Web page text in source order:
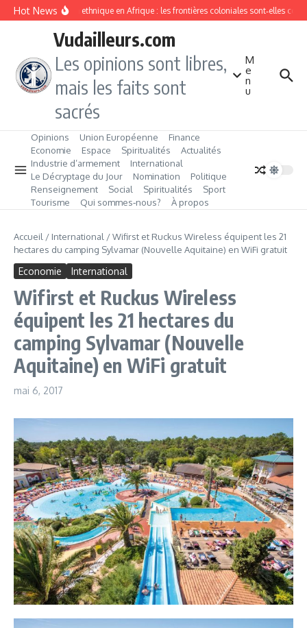
Aller au contenu
Hot NewsDivision ethnique en Afrique : les frontières coloniales sont‑elles
Vudailleurs.com
Les opinions sont libres,
mais les faits sont
sacrés
M
e
n
u
Opinions Union Européenne
Finance
Economie
Espace Spiritualités
Actualités
Industrie d’armement
International
Le Décryptage du Jour
Nomination
Politique
Renseignement
Social Spiritualités
Sport
Tourisme
Qui sommes‑nous? À propos
Accueil / International /Wifirst et Ruckus Wireless équipent les 21
hectares du camping Sylvamar (Nouvelle Aquitaine) en WiFi gratuit
Economie International
Wifirst et Ruckus Wireless
équipent les 21 hectares du
camping Sylvamar (Nouvelle
Aquitaine) en WiFi gratuit
mai 6, 2017